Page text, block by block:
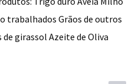
trabalhados Grãos de outros
girassol Azeite de Oliva